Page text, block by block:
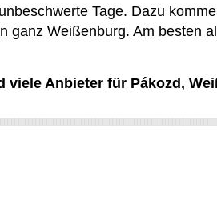
Tage. Dazu
ganz Weißenburg. Am besten
viele Anbieter für Pákozd,